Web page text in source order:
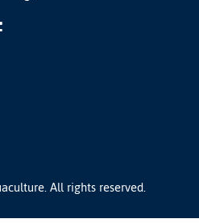
All rights reserved.